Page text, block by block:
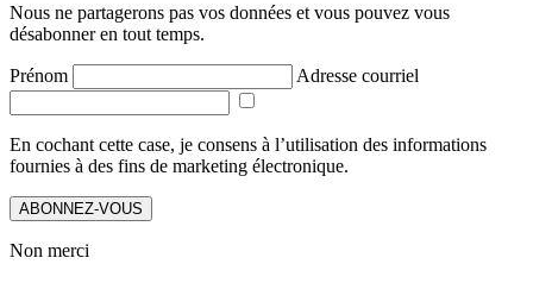
Nous ne partagerons pas vos données et vous pouvez vous
désabonner en tout temps.
Prénom Adresse courriel
En cochant cette case, je consens à l’utilisation des informations
fournies à des fins de marketing électronique.
ABONNEZ-VOUS
Non merci